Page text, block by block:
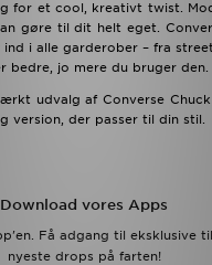
for et cool, kreativt twist.
gøre til dit helt eget.
ind i alle garderober – fra
bedre, jo mere du bruger den.
udvalg af Converse
version, der passer til din stil.
Download vores Apps
Få adgang til eksklusive
nyeste drops på farten!